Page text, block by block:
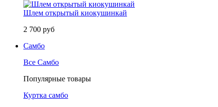
Шлем открытый киокушинкай
2 700 руб
Самбо
Все Самбо
Популярные товары
Куртка самбо